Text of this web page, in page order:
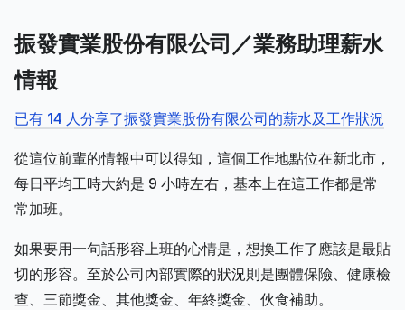
振發實業股份有限公司／業務助理薪水
情報
已有 14 人分享了振發實業股份有限公司的薪水及工作狀況
從這位前輩的情報中可以得知，這個工作地點位在新北市，
每日平均工時大約是 9 小時左右，基本上在這工作都是常
常加班。
如果要用一句話形容上班的心情是，想換工作了應該是最貼
切的形容。至於公司內部實際的狀況則是團體保險、健康檢
查、三節獎金、其他獎金、年終獎金、伙食補助。